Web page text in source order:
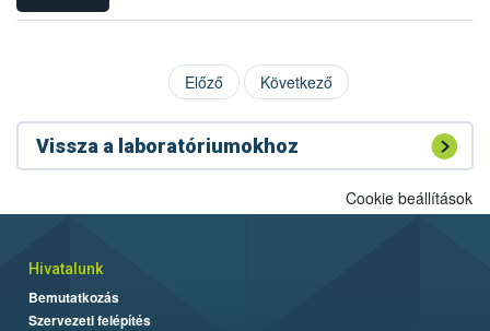
Előző Következő
Vissza a laboratóriumokhoz
Cookie beállítások
Hivatalunk
Bemutatkozás
Szervezeti felépítés